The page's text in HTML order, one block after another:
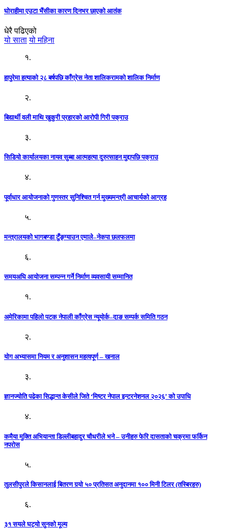
घोराहीमा एउटा भैंसीका कारण दिनभर छाएको आतंक
धेरै पढिएको
यो साता यो महिना
१.
हापुरेमा हत्याको २८ बर्षपछि काँग्रेस नेता शालिकरामको शालिक निर्माण
२.
बिद्यार्थी वली माथि खुकुरी प्रहारको आरोपी गिरी पक्राउ
३.
सिडियो कार्यालयका नायव सुब्बा आत्महत्या दुरुत्साहन मुद्दापछि पक्राउ
४.
पूर्वाधार आयोजनाको गुणस्तर सुनिश्चित गर्न मुख्यमन्त्री आचार्यको आग्रह
५.
मन्त्रालयको भागबण्डा टुँङ्ग्याउन एमाले–नेकपा छलफलमा
६.
समयअघि आयोजना सम्पन्न गर्ने निर्माण व्यवसायी सम्मानित
१.
अमेरिकामा पहिलो पटक नेपाली काँग्रेस न्यूयोर्क–दाङ सम्पर्क समिति गठन
२.
योग अभ्यासमा नियम र अनुशासन महत्वपूर्ण – खनाल
३.
ज्ञानज्योति पढेका सिद्धान्त केसीले जिते ‘मिष्टर नेपाल इन्टरनेशनल २०२६’ को उपाधि
४.
कमैया मुक्ति अभियान्ता डिल्लीबहादुर चौधरीले भने – उनीहरु फेरि दासताको चक्रमा फर्किन
नपरोस
५.
तुलसीपुरले किसानलाई बितरण गर्‍यो ५० प्रतिसत अनुदानमा १०० मिनी टिलर (तस्बिरहरु)
६.
३१ सयले घट्यो सुनको मूल्य